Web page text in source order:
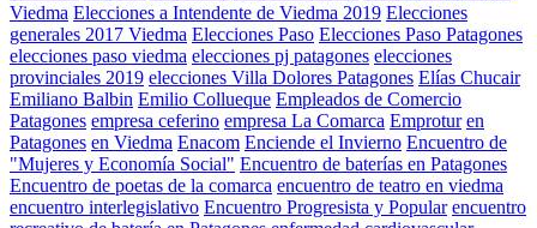
Viedma Elecciones a Intendente de Viedma 2019 Elecciones
generales 2017 Viedma Elecciones Paso Elecciones Paso Patagones
elecciones paso viedma elecciones pj patagones elecciones
provinciales 2019 elecciones Villa Dolores Patagones Elías Chucair
Emiliano Balbin Emilio Collueque Empleados de Comercio
Patagones empresa ceferino empresa La Comarca Emprotur en
Patagones en Viedma Enacom Enciende el Invierno Encuentro de
"Mujeres y Economía Social" Encuentro de baterías en Patagones
Encuentro de poetas de la comarca encuentro de teatro en viedma
encuentro interlegislativo Encuentro Progresista y Popular encuentro